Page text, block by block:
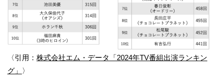
〈引用： 株式会社エム・データ「2024年TV番組出演ランキン
グ」
〉